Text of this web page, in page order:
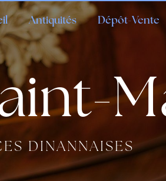
Antiquités Dépôt-Vente
DINANNAISES